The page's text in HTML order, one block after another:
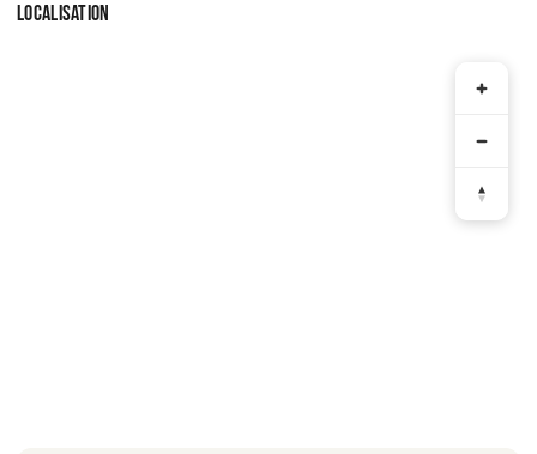
LOCALISATION